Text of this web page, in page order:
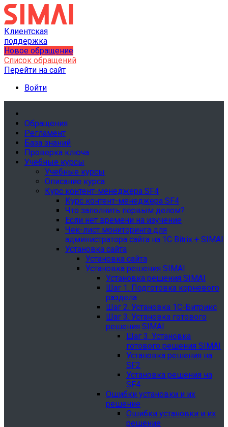
Клиентская
поддержка
Новое обращение
Список обращений
Перейти на сайт
Войти
Обращения
Регламент
База знаний
Проверка ключа
Учебные курсы
Учебные курсы
Описание курса
Курс контент-менеджера SF4
Курс контент-менеджера SF4
Что заполнить первым делом?
Если нет времени на изучение
Чек-лист мониторинга для
администратора сайта на 1С Bitrix + SIMAI
Установка сайта
Установка сайта
Установка решения SIMAI
Установка решения SIMAI
Шаг 1. Подготовка корневого
раздела
Шаг 2. Установка 1С-Битрикс
Шаг 3. Установка готового
решения SIMAI
Шаг 3. Установка
готового решения SIMAI
Установка решения на
SF2
Установка решения на
SF4
Ошибки установки и их
решение
Ошибки установки и их
решение